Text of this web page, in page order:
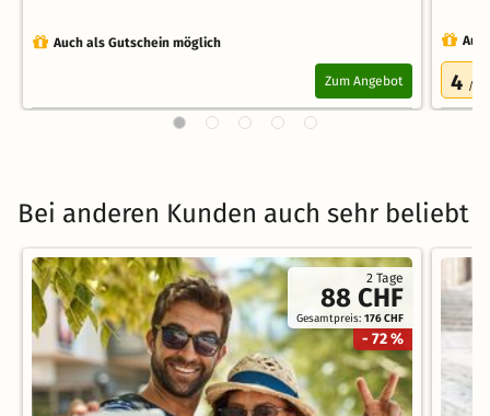
Auch als Gutschein möglich
Zum Angebot 4 /5.0
Bei anderen Kunden auch sehr beliebt
2 Tage
88 CHF
Gesamtpreis:176 CHF
- 72 %